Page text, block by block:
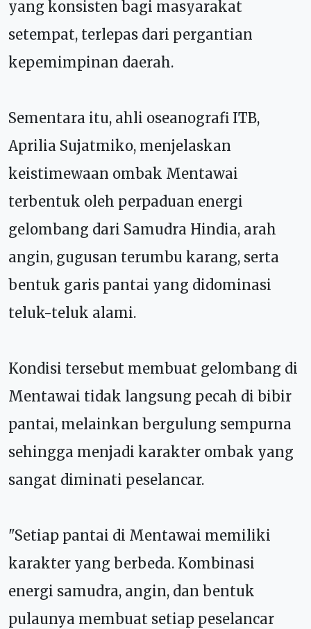
yang konsisten bagi masyarakat
setempat, terlepas dari pergantian
kepemimpinan daerah.
Sementara itu, ahli oseanografi ITB,
Aprilia Sujatmiko, menjelaskan
keistimewaan ombak Mentawai
terbentuk oleh perpaduan energi
gelombang dari Samudra Hindia, arah
angin, gugusan terumbu karang, serta
bentuk garis pantai yang didominasi
teluk-teluk alami.
Kondisi tersebut membuat gelombang di
Mentawai tidak langsung pecah di bibir
pantai, melainkan bergulung sempurna
sehingga menjadi karakter ombak yang
sangat diminati peselancar.
"Setiap pantai di Mentawai memiliki
karakter yang berbeda. Kombinasi
energi samudra, angin, dan bentuk
pulaunya membuat setiap peselancar